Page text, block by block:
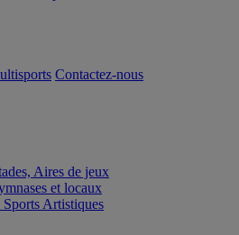
Contactez-nous
Aires de jeux
et locaux
Artistiques